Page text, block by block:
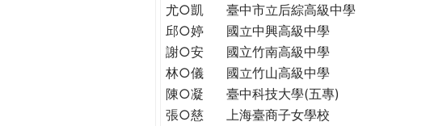
尤○凱
臺中市立后綜高級中學
邱○婷
國立中興高級中學
謝○安
國立竹南高級中學
林○儀
國立竹山高級中學
陳○凝
臺中科技大學(五專)
張○慈
上海臺商子女學校